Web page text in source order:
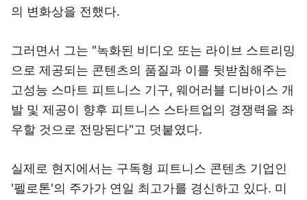
의 변화상을 전했다.
그러면서 그는 "녹화된 비디오 또는 라이브 스트리밍
으로 제공되는 콘텐츠의 품질과 이를 뒷받침해주는
고성능 스마트 피트니스 기구, 웨어러블 디바이스 개
발 및 제공이 향후 피트니스 스타트업의 경쟁력을 좌
우할 것으로 전망된다"고 덧붙였다.
실제로 현지에서는 구독형 피트니스 콘텐츠 기업인
'펠로톤'의 주가가 연일 최고가를 경신하고 있다. 미